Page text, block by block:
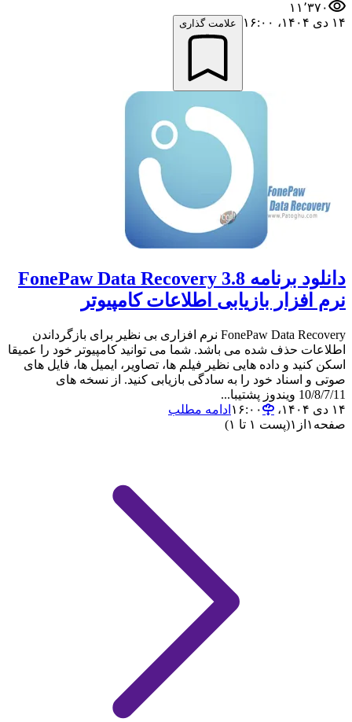
۱۱٬۳۷۰
۱۴ دی ۱۴۰۴،‏ ۱۶:۰۰
علامت گذاری
دانلود برنامه FonePaw Data Recovery 3.8
نرم افزار بازیابی اطلاعات کامپیوتر
FonePaw Data Recovery نرم افزاری بی نظیر برای بازگرداندن
اطلاعات حذف شده می باشد. شما می توانید کامپیوتر خود را عمیقا
اسکن کنید و داده هایی نظیر فیلم ها، تصاویر، ایمیل ها، فایل های
صوتی و اسناد خود را به سادگی بازیابی کنید. از نسخه های
10/8/7/11 ویندوز پشتیبا...
۱۴ دی ۱۴۰۴،‏ ۱۶:۰۰
ادامه مطلب
صفحه ۱ از ۱(پست ۱ تا ۱)